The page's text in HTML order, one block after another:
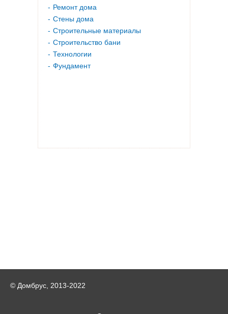
Ремонт дома
Стены дома
Строительные материалы
Строительство бани
Технологии
Фундамент
© Домбрус, 2013-2022